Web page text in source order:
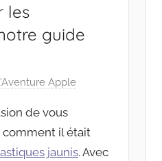
les
guide
Apple
de vous
il était
jaunis. Avec